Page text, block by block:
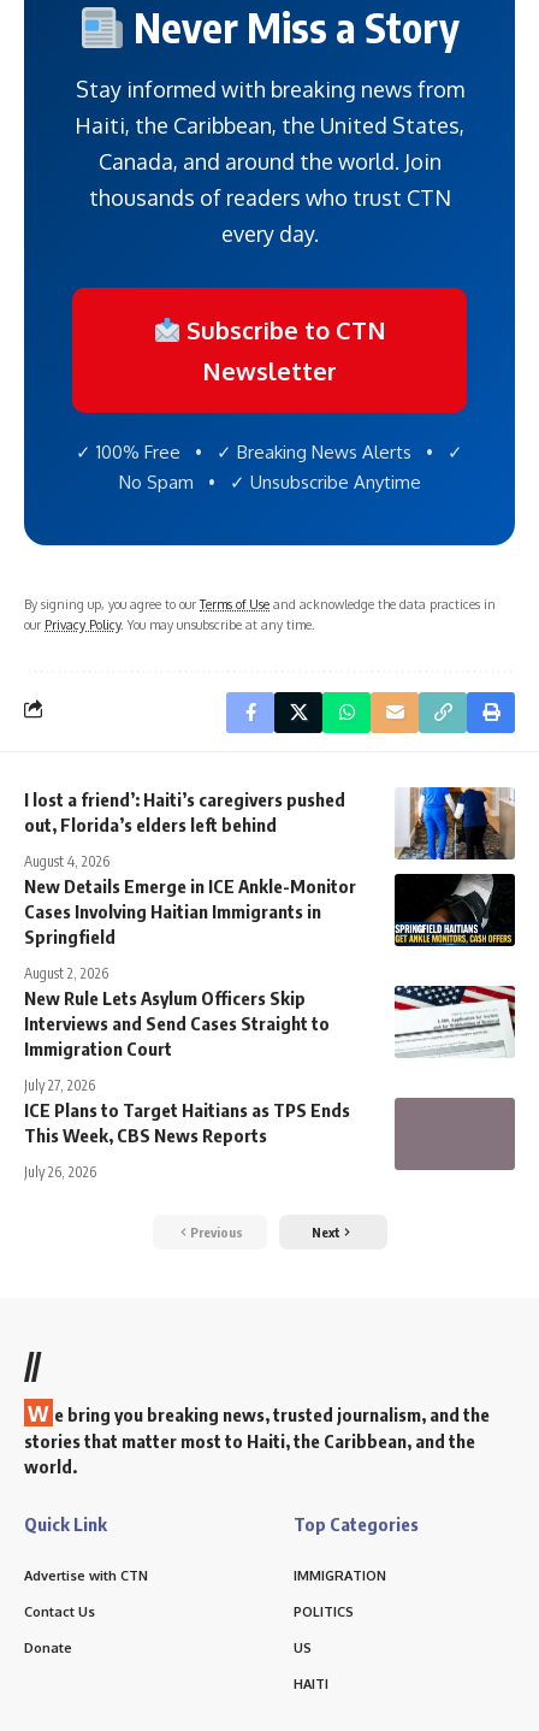
Never Miss a Story
Stay informed with breaking news from
Haiti, the Caribbean, the United States,
Canada, and around the world. Join
thousands of readers who trust CTN
every day.
Subscribe to CTN
Newsletter
✓ 100% Free • ✓ Breaking News Alerts • ✓
No Spam • ✓ Unsubscribe Anytime
By signing up, you agree to ourTerms of Use and acknowledge the data practices in
our Privacy Policy. You may unsubscribe at any time.
I lost a friend’: Haiti’s caregivers pushed
out, Florida’s elders left behind
August 4, 2026
New Details Emerge in ICE Ankle-Monitor
Cases Involving Haitian Immigrants in
Springfield
August 2, 2026
New Rule Lets Asylum Officers Skip
Interviews and Send Cases Straight to
Immigration Court
July 27, 2026
ICE Plans to Target Haitians as TPS Ends
This Week, CBS News Reports
July 26, 2026
Previous Next
//
W e bring you breaking news, trusted journalism, and the
stories that matter most to Haiti, the Caribbean, and the
world.
Quick Link
Advertise with CTN
Contact Us
Donate
Top Categories
IMMIGRATION
POLITICS
US
HAITI